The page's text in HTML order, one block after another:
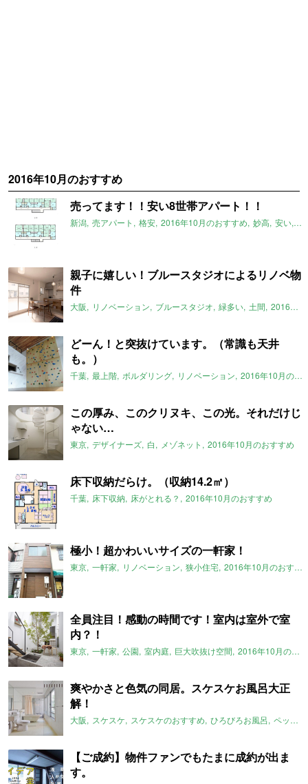
2016年10月のおすすめ
売ってます！！安い8世帯アパート！！
新潟 売アパート 格安 2016年10月のおすすめ 妙高 安い 新
親子に嬉しい！ブルースタジオによるリノベ物
件
大阪 リノベーション ブルースタジオ 緑多い 土間 2016年10月のおすすめ
どーん！と突抜けています。（常識も天井
も。）
千葉 最上階 ボルダリング リノベーション 2016年10月のおすすめ
この厚み、このクリヌキ、この光。それだけじ
ゃない…
東京 デザイナーズ 白 メゾネット 2016年10月のおすすめ
床下収納だらけ。（収納14.2㎡）
千葉 床下収納 床がとれる？ 2016年10月のおすすめ
極小！超かわいいサイズの一軒家！
東京 一軒家 リノベーション 狭小住宅 2016年10月のおすすめ
全員注目！感動の時間です！室内は室外で室
内？！
東京 一軒家 公園 室内庭 巨大吹抜け空間 2016年10月のおすすめ
爽やかさと色気の同居。スケスケお風呂大正
解！
大阪 スケスケ スケスケのおすすめ ひろびろお風呂 ペット可
【ご成約】物件ファンでもたまに成約が出ま
す。